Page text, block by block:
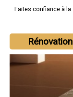
Faites confiance à la